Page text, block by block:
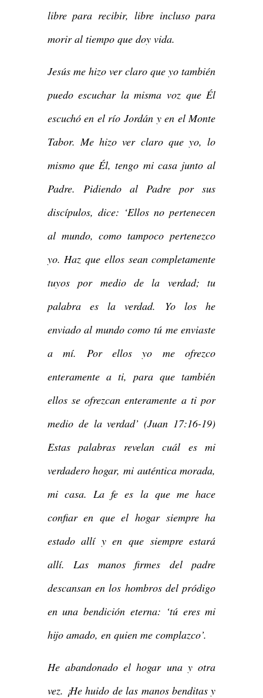
libre para recibir, libre incluso para
morir al tiempo que doy vida.
Jesús me hizo ver claro que yo también
puedo escuchar la misma voz que Él
escuchó en el río Jordán y en el Monte
Tabor. Me hizo ver claro que yo, lo
mismo que Él, tengo mi casa junto al
Padre. Pidiendo al Padre por sus
discípulos, dice: ‘Ellos no pertenecen
al mundo, como tampoco pertenezco
yo. Haz que ellos sean completamente
tuyos por medio de la verdad; tu
palabra es la verdad. Yo los he
enviado al mundo como tú me enviaste
a mí. Por ellos yo me ofrezco
enteramente a ti, para que también
ellos se ofrezcan enteramente a ti por
medio de la verdad’ (Juan 17:16-19)
Estas palabras revelan cuál es mi
verdadero hogar, mi auténtica morada,
mi casa. La fe es la que me hace
confiar en que el hogar siempre ha
estado allí y en que siempre estará
allí. Las manos firmes del padre
descansan en los hombros del pródigo
en una bendición eterna: ‘tú eres mi
hijo amado, en quien me complazco’.
He abandonado el hogar una y otra
vez. ¡He huido de las manos benditas y